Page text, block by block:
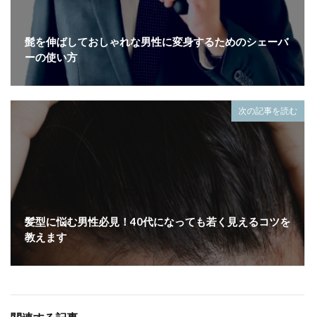
髭を伸ばしておしゃれな男性に変身するためのシェーバ
ーの使い方
次の記事を読む
髪型に悩む男性必見！40代になっても若く見えるコツを
教えます